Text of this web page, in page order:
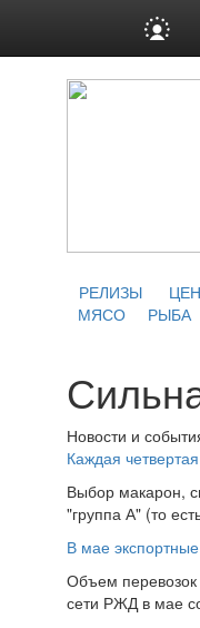
РЕЛИЗЫ
МЯСО
РЫБА
Новости и
Каждая
Выбор макарон,
"группа А" (то
В мае
Объем перевозок
сети РЖД в мае